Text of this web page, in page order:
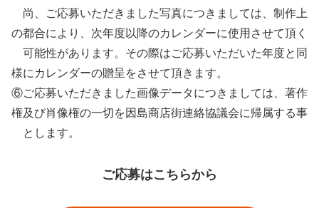
尚、ご応募いただきました写真につきましては、制作上
の都合により、次年度以降のカレンダーに使用させて頂く
可能性があります。その際はご応募いただいた年度と同
様にカレンダーの贈呈をさせて頂きます。
⑥ご応募いただきました画像データにつきましては、著作
権及び肖像権の一切を因島商店街連絡協議会に帰属する事
とします。
ご応募はこちらから